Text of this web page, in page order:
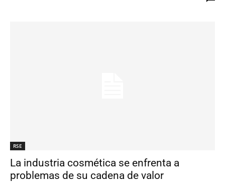
RSE
La industria cosmética se enfrenta a
problemas de su cadena de valor